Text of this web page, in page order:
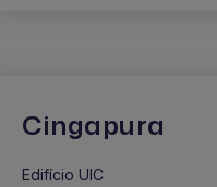
Cingapura
Edifício UIC